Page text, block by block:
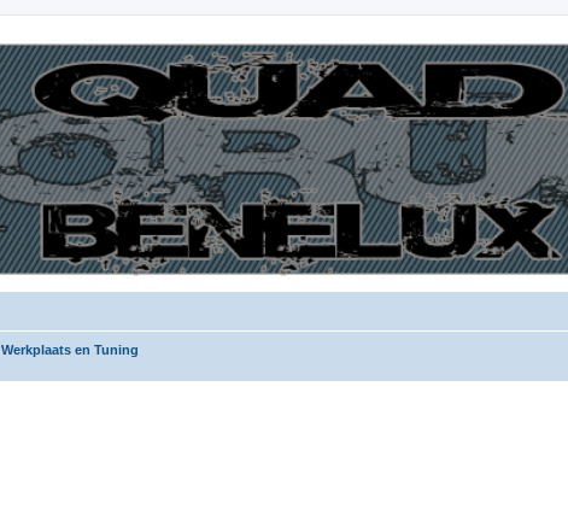
en Tuning